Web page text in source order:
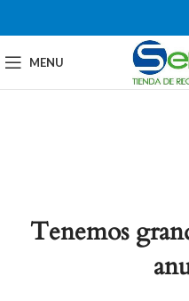
MENU
Tenemos